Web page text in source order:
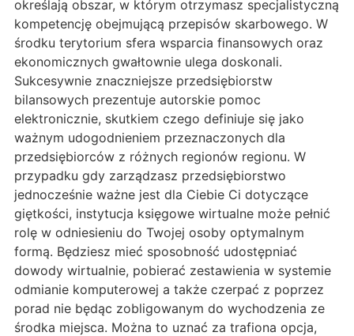
określają obszar, w którym otrzymasz specjalistyczną
kompetencję obejmującą przepisów skarbowego. W
środku terytorium sfera wsparcia finansowych oraz
ekonomicznych gwałtownie ulega doskonali.
Sukcesywnie znaczniejsze przedsiębiorstw
bilansowych prezentuje autorskie pomoc
elektronicznie, skutkiem czego definiuje się jako
ważnym udogodnieniem przeznaczonych dla
przedsiębiorców z różnych regionów regionu. W
przypadku gdy zarządzasz przedsiębiorstwo
jednocześnie ważne jest dla Ciebie Ci dotyczące
giętkości, instytucja księgowe wirtualne może pełnić
rolę w odniesieniu do Twojej osoby optymalnym
formą. Będziesz mieć sposobność udostępniać
dowody wirtualnie, pobierać zestawienia w systemie
odmianie komputerowej a także czerpać z poprzez
porad nie będąc zobligowanym do wychodzenia ze
środka miejsca. Można to uznać za trafiona opcja,